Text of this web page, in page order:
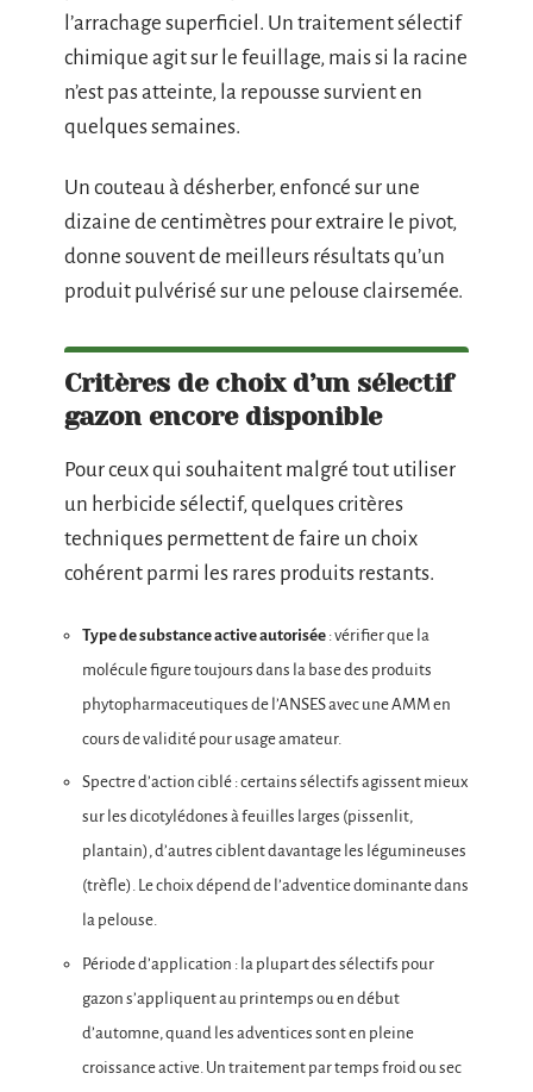
l’arrachage superficiel. Un traitement sélectif
chimique agit sur le feuillage, mais si la racine
n’est pas atteinte, la repousse survient en
quelques semaines.
Un couteau à désherber, enfoncé sur une
dizaine de centimètres pour extraire le pivot,
donne souvent de meilleurs résultats qu’un
produit pulvérisé sur une pelouse clairsemée.
Critères de choix d’un sélectif
gazon encore disponible
Pour ceux qui souhaitent malgré tout utiliser
un herbicide sélectif, quelques critères
techniques permettent de faire un choix
cohérent parmi les rares produits restants.
Type de substance active autorisée : vérifier que la
molécule figure toujours dans la base des produits
phytopharmaceutiques de l’ANSES avec une AMM en
cours de validité pour usage amateur.
Spectre d’action ciblé : certains sélectifs agissent mieux
sur les dicotylédones à feuilles larges (pissenlit,
plantain), d’autres ciblent davantage les légumineuses
(trèfle). Le choix dépend de l’adventice dominante dans
la pelouse.
Période d’application : la plupart des sélectifs pour
gazon s’appliquent au printemps ou en début
d’automne, quand les adventices sont en pleine
croissance active. Un traitement par temps froid ou sec